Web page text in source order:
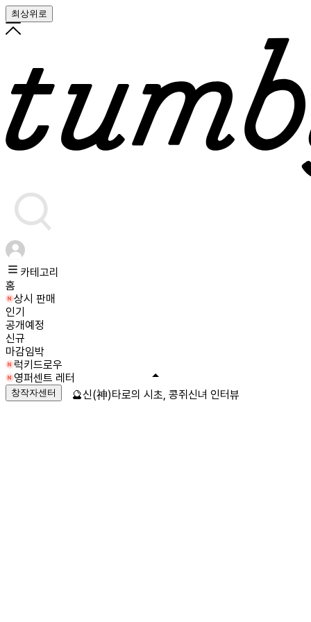
최상위로
카테고리
홈
상시 판매
인기
공개예정
신규
마감임박
럭키드로우
영퍼센트 레터
창작자센터 🔮신(神)타로의 시초, 콩쥐신녀 인터뷰